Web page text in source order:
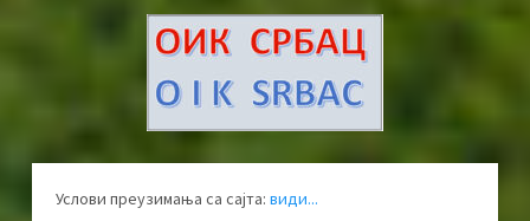
Услови преузимања са сајта: види...